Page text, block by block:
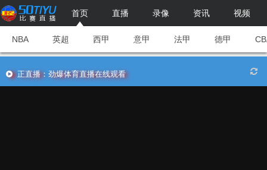
首页 直播 录像 资讯 视频
NBA 英超 西甲 意甲 法甲 德甲
正直播：劲爆体育直播在线观看